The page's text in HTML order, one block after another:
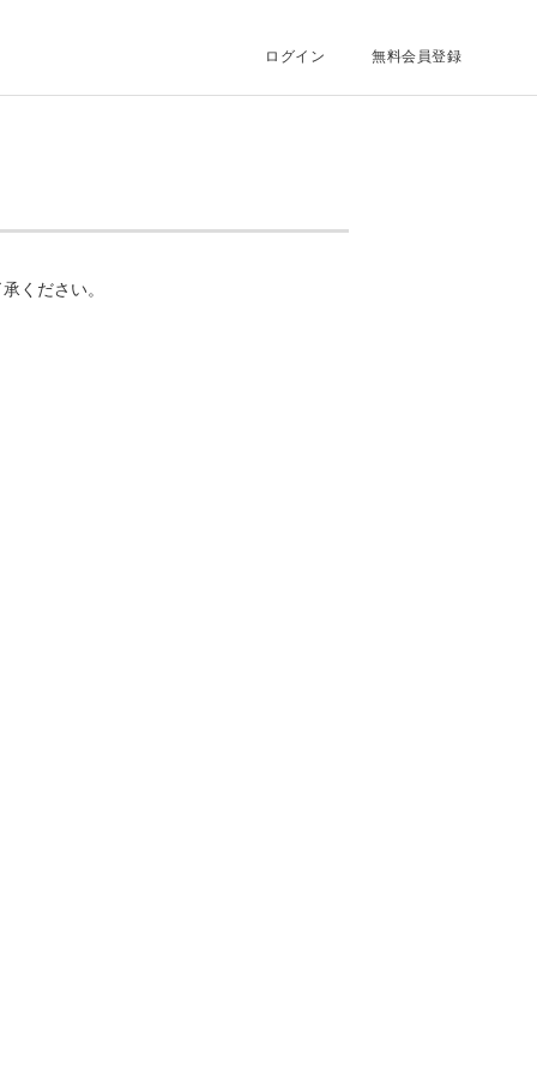
ログイン 無料会員登録
ください。